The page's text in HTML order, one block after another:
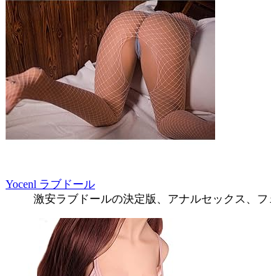
Yocenl ラブドール
激安ラブドールの決定版、アナルセックス、フ